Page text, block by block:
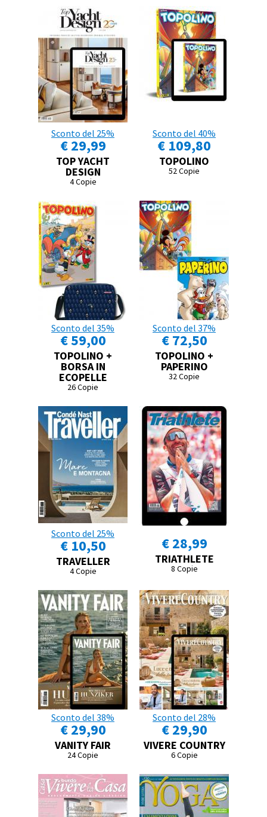
Sconto del 25%
€ 29,99
TOP YACHT
DESIGN
4 Copie
Sconto del 40%
€ 109,80
TOPOLINO
52 Copie
Sconto del 35%
€ 59,00
TOPOLINO +
BORSA IN
ECOPELLE
26 Copie
Sconto del 37%
€ 72,50
TOPOLINO +
PAPERINO
32 Copie
Sconto del 25%
€ 10,50
TRAVELLER
4 Copie
€ 28,99
TRIATHLETE
8 Copie
Sconto del 38%
€ 29,90
VANITY FAIR
24 Copie
Sconto del 28%
€ 29,90
VIVERE COUNTRY
6 Copie